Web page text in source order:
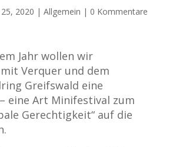
2020 | Allgemein | 0 Kommentare
Jahr wollen wir
Verquer und dem
Greifswald eine
eine Art Minifestival zum
Gerechtigkeit“ auf die